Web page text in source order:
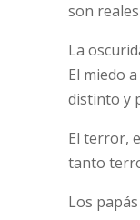
son
La
El miedo
distinto y
El terror,
tanto
Los